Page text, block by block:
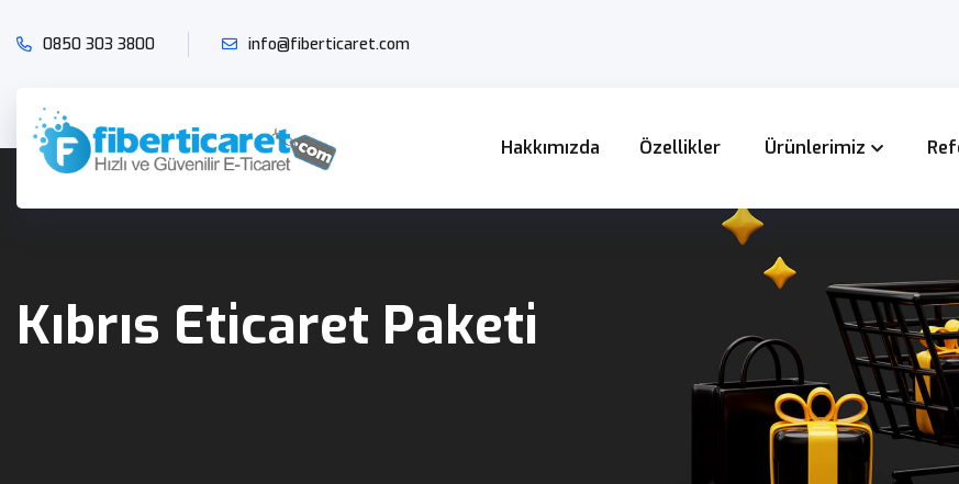
0850 303 3800 info@fiberticaret.com
Hakkımızda Özellikler Ürünlerimiz
Kıbrıs Eticaret Paketi